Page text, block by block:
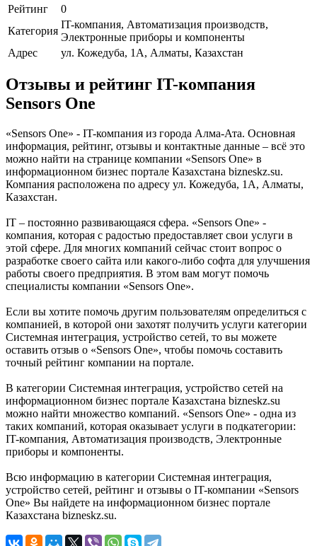
Рейтинг
0
Категория
IT-компания, Автоматизация производств,
Электронные приборы и компоненты
Адрес
ул. Кожедуба, 1А, Алматы, Казахстан
Отзывы и рейтинг IT-компания
Sensors One
«Sensors One» - IT-компания из города Алма-Ата. Основная
информация, рейтинг, отзывы и контактные данные – всё это
можно найти на странице компании «Sensors One» в
информационном бизнес портале Казахстана bizneskz.su.
Компания расположена по адресу ул. Кожедуба, 1А, Алматы,
Казахстан.
IT – постоянно развивающаяся сфера. «Sensors One» -
компания, которая с радостью предоставляет свои услуги в
этой сфере. Для многих компаний сейчас стоит вопрос о
разработке своего сайта или какого-либо софта для улучшения
работы своего предприятия. В этом вам могут помочь
специалисты компании «Sensors One».
Если вы хотите помочь другим пользователям определиться с
компанией, в которой они захотят получить услуги категории
Системная интеграция, устройство сетей, то вы можете
оставить отзыв о «Sensors One», чтобы помочь составить
точный рейтинг компании на портале.
В категории Системная интеграция, устройство сетей на
информационном бизнес портале Казахстана bizneskz.su
можно найти множество компаний. «Sensors One» - одна из
таких компаний, которая оказывает услуги в подкатегории:
IT-компания, Автоматизация производств, Электронные
приборы и компоненты.
Всю информацию в категории Системная интеграция,
устройство сетей, рейтинг и отзывы о IT-компании «Sensors
One» Вы найдете на информационном бизнес портале
Казахстана bizneskz.su.